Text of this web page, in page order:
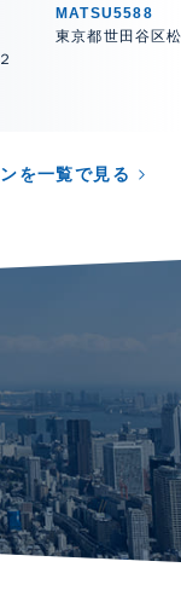
MATSU5588
東京都世田谷区
を一覧で見る